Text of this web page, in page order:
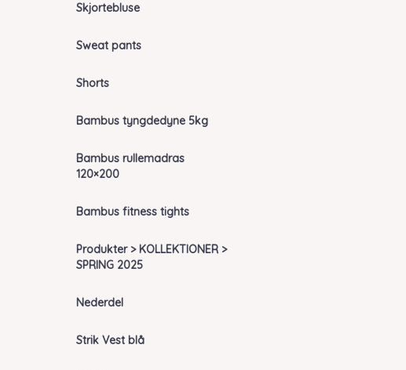
Skjortebluse
Sweat pants
Shorts
Bambus tyngdedyne 5kg
Bambus rullemadras
120×200
Bambus fitness tights
Produkter > KOLLEKTIONER >
SPRING 2025
Nederdel
Strik Vest blå